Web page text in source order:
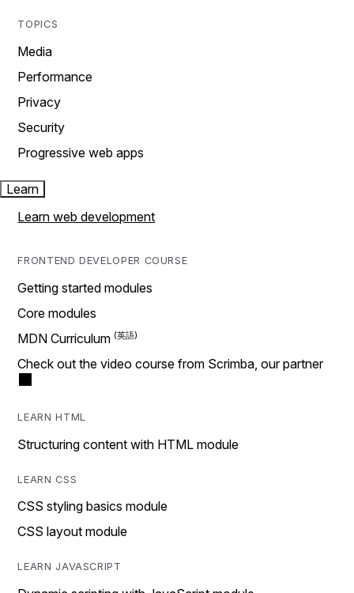
TOPICS
Media
Performance
Privacy
Security
Progressive web apps
Learn
Learn web development
FRONTEND DEVELOPER COURSE
Getting started modules
Core modules
MDN Curriculum
Check out the video course from Scrimba, our partner
LEARN HTML
Structuring content with HTML module
LEARN CSS
CSS styling basics module
CSS layout module
LEARN JAVASCRIPT